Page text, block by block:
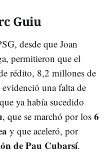
Guiu
desde que Joan
permitieron que el
rédito, 8,2 millones de
una falta de
ya había sucedido
, que se marchó por los 6
y que aceleró, por
de Pau Cubarsí.